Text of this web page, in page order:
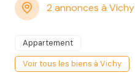
2 annonces à Vichy
Appartement
Voir tous les biens à Vichy